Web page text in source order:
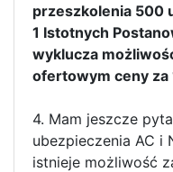
przeszkolenia 500
1 Istotnych
wyklucza
ofertowym ceny za
4. Mam jeszcze
ubezpieczenia AC i
istnieje możliwość